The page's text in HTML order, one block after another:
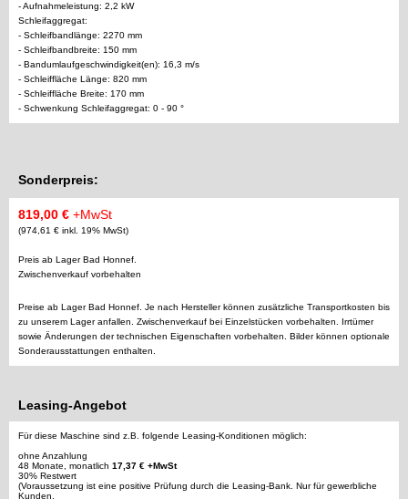
- Aufnahmeleistung: 2,2 kW
Schleifaggregat:
- Schleifbandlänge: 2270 mm
- Schleifbandbreite: 150 mm
- Bandumlaufgeschwindigkeit(en): 16,3 m/s
- Schleiffläche Länge: 820 mm
- Schleiffläche Breite: 170 mm
- Schwenkung Schleifaggregat: 0 - 90 °
Sonderpreis:
819,00 € +MwSt
(974,61 € inkl. 19% MwSt)
Preis ab Lager Bad Honnef.
Zwischenverkauf vorbehalten
Preise ab Lager Bad Honnef. Je nach Hersteller können zusätzliche Transportkosten bis
zu unserem Lager anfallen. Zwischenverkauf bei Einzelstücken vorbehalten. Irrtümer
sowie Änderungen der technischen Eigenschaften vorbehalten. Bilder können optionale
Sonderausstattungen enthalten.
Leasing-Angebot
Für diese Maschine sind z.B. folgende Leasing-Konditionen möglich:
ohne Anzahlung
48 Monate, monatlich 17,37 € +MwSt
30% Restwert
(Voraussetzung ist eine positive Prüfung durch die Leasing-Bank. Nur für gewerbliche
Kunden.